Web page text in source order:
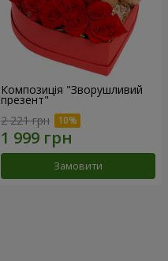
Композиція "Зворушливий
презент"
2 221 грн
Замовити